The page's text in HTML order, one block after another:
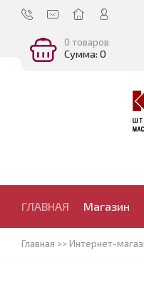
0 товаров
Сумма: 0
ГЛАВНАЯ Магазин
Главная >>Интернет-